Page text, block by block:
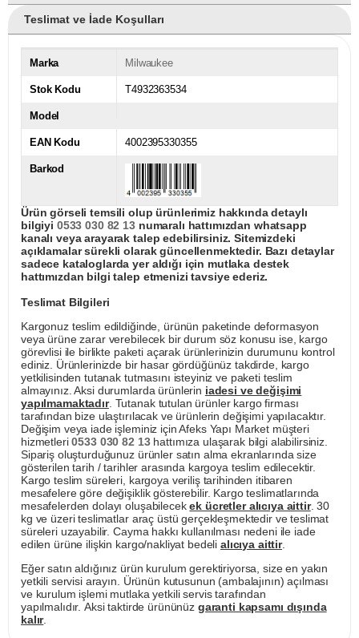
Teslimat ve İade Koşulları
Marka Milwaukee
Stok Kodu T4932363534
Model
EAN Kodu 4002395330355
Barkod
Ürün görseli temsili olup ürünlerimiz hakkında detaylı
bilgiyi 0533 030 82 13numaralı hattımızdan whatsapp
kanalı veya arayarak talep edebilirsiniz. Sitemizdeki
açıklamalar sürekli olarak güncellenmektedir. Bazı detaylar
sadece kataloglarda yer aldığı için mutlaka destek
hattımızdan bilgi talep etmenizi tavsiye ederiz.
Teslimat Bilgileri
Kargonuz teslim edildiğinde, ürünün paketinde deformasyon
veya ürüne zarar verebilecek bir durum söz konusu ise, kargo
görevlisi ile birlikte paketi açarak ürünlerinizin durumunu kontrol
ediniz. Ürünlerinizde bir hasar gördüğünüz takdirde, kargo
yetkilisinden tutanak tutmasını isteyiniz ve paketi teslim
almayınız. Aksi durumlarda ürünlerin iadesi ve değişimi
yapılmamaktadır. Tutanak tutulan ürünler kargo firması
tarafından bize ulaştırılacak ve ürünlerin değişimi yapılacaktır.
Değişim veya iade işleminiz için Afeks Yapı Market müşteri
hizmetleri0533 030 82 13hattımıza ulaşarak bilgi alabilirsiniz.
Sipariş oluşturduğunuz ürünler satın alma ekranlarında size
gösterilen tarih / tarihler arasında kargoya teslim edilecektir.
Kargo teslim süreleri, kargoya veriliş tarihinden itibaren
mesafelere göre değişiklik gösterebilir. Kargo teslimatlarında
mesafelerden dolayı oluşabilecekek ücretler alıcıya aittir. 30
kg ve üzeri teslimatlar araç üstü gerçekleşmektedir ve teslimat
süreleri uzayabilir. Cayma hakkı kullanılması nedeni ile iade
edilen ürüne ilişkin kargo/nakliyat bedeli alıcıya aittir.
Eğer satın aldığınız ürün kurulum gerektiriyorsa, size en yakın
yetkili servisi arayın. Ürünün kutusunun (ambalajının) açılması
ve kurulum işlemi mutlaka yetkili servis tarafından
yapılmalıdır. Aksi taktirde ürününüz garanti kapsamı dışında
kalır.